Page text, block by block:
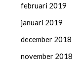
februari 2019
januari 2019
december 2018
november 2018